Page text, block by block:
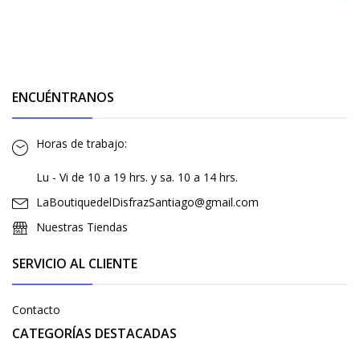
ENCUÉNTRANOS
Horas de trabajo:
Lu - Vi de 10 a 19 hrs. y sa. 10 a 14 hrs.
LaBoutiquedelDisfrazSantiago@gmail.com
Nuestras Tiendas
SERVICIO AL CLIENTE
Contacto
CATEGORÍAS DESTACADAS